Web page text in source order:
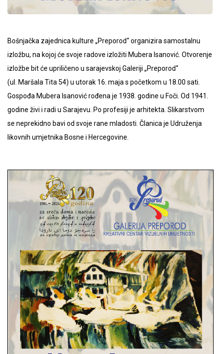
Bošnjačka zajednica kulture „Preporod“ organizira samostalnu
izložbu, na kojoj će svoje radove izložiti Mubera Isanović. Otvorenje
izložbe bit će upriličeno u sarajevskoj Galeriji „Preporod“
(ul. Maršala Tita 54) u utorak 16. maja s početkom u 18.00 sati.
Gospođa Mubera Isanović rođena je 1938. godine u Foči. Od 1941.
godine živi i radi u Sarajevu. Po profesiji je arhitekta. Slikarstvom
se neprekidno bavi od svoje rane mladosti. Članica je Udruženja
likovnih umjetnika Bosne i Hercegovine.